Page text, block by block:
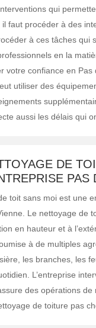
qui
il faut procéder à des
à ces tâches qui
en la
votre confiance en
utiliser des
aussi les délais qui
DE
toit sans moi est une
Le nettoyage de
en hauteur et à
à de multiples
les branches, les
L’entreprise
des opérations de
de toiture pas